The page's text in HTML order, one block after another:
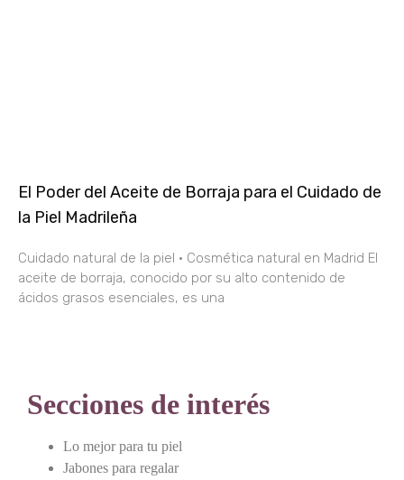
El Poder del Aceite de Borraja para el Cuidado de
la Piel Madrileña
Cuidado natural de la piel · Cosmética natural en Madrid El
aceite de borraja, conocido por su alto contenido de
ácidos grasos esenciales, es una
Secciones de interés
Lo mejor para tu piel
Jabones para regalar